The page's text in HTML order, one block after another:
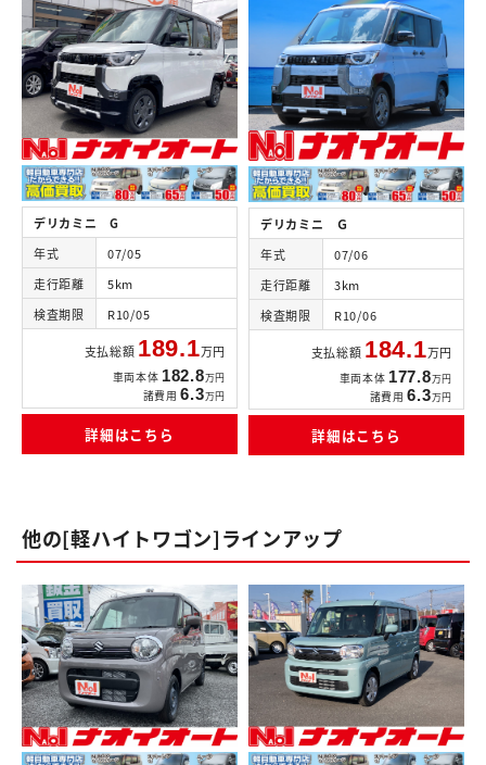
デリカミニ G
年式
07/05
走行距離
5km
検査期限
R10/05
支払総額 189.1万円
車両本体 182.8万円
諸費用 6.3万円
詳細はこちら
デリカミニ Ｇ
年式
07/06
走行距離
3km
検査期限
R10/06
支払総額 184.1万円
車両本体 177.8万円
諸費用 6.3万円
詳細はこちら
他の[軽ハイトワゴン]ラインアップ